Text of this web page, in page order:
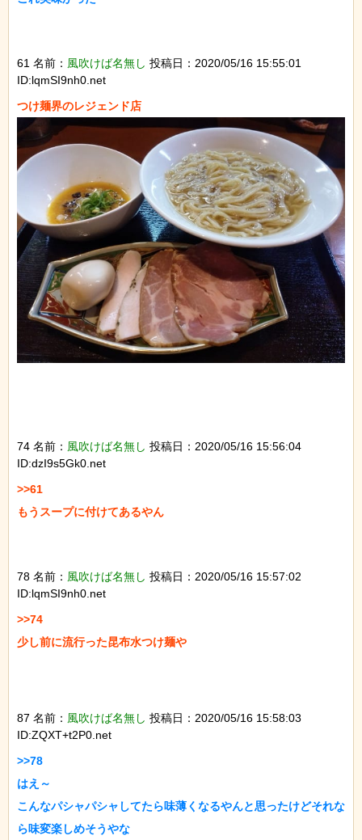
61 名前： 風吹けば名無し 投稿日：2020/05/16 15:55:01
ID:lqmSI9nh0.net
74 名前： 風吹けば名無し 投稿日：2020/05/16 15:56:04
ID:dzI9s5Gk0.net
>>61
もうスープに付けてあるやん
78 名前： 風吹けば名無し 投稿日：2020/05/16 15:57:02
ID:lqmSI9nh0.net
>>74
少し前に流行った昆布水つけ麺や
87 名前： 風吹けば名無し 投稿日：2020/05/16 15:58:03
ID:ZQXT+t2P0.net
>>78
はえ～
こんなパシャパシャしてたら味薄くなるやんと思ったけどそれな
ら味変楽しめそうやな